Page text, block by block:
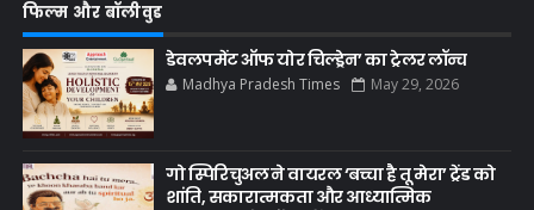
फिल्म और बॉलीवुड
डेवलपमेंट ऑफ योर चिल्ड्रेन’ का ट्रेलर लॉन्च
Madhya Pradesh Times May 29, 2026
गो स्पिरिचुअल ने वायरल ‘बच्चा है तू मेरा’ ट्रेंड को
शांति, सकारात्मकता और आध्यात्मिक